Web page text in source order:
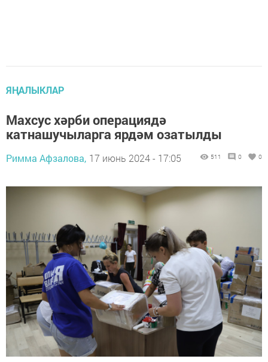
ЯҢАЛЫКЛАР
Махсус хәрби операциядә
катнашучыларга ярдәм озатылды
Римма Афзалова, 17 июнь 2024 - 17:05 511 0 0